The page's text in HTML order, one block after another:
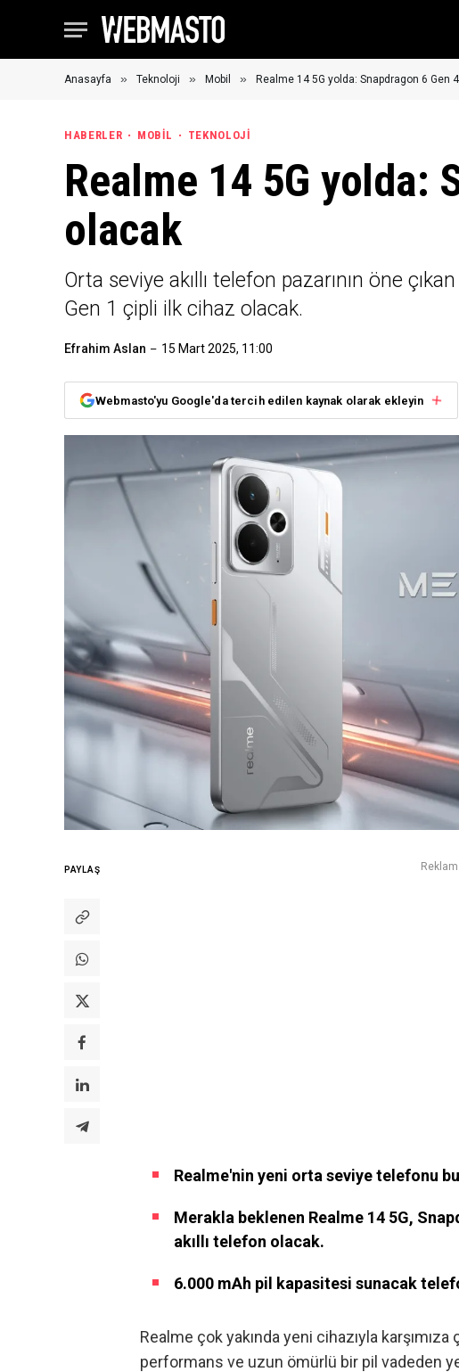
Anasayfa » Teknoloji » Mobil » Realme 14 5G yolda: Snapdragon 6 Gen
HABERLER MOBIL TEKNOLOJI
Realme 14 5G yolda:
olacak
Orta seviye akıllı telefon pazarının öne
Gen 1 çipli ilk cihaz olacak.
Efrahim Aslan 15 Mart 2025, 11:00
Webmasto'yu Google'da tercih edilen kaynak olarak ekleyin
PAYLAŞ Reklam
Realme'nin yeni orta seviye telefonu
Merakla beklenen Realme 14 5G,
akıllı telefon olacak.
6.000 mAh pil kapasitesi sunacak
Realme çok yakında yeni cihazıyla karşımıza
performans ve uzun ömürlü bir pil vadeden